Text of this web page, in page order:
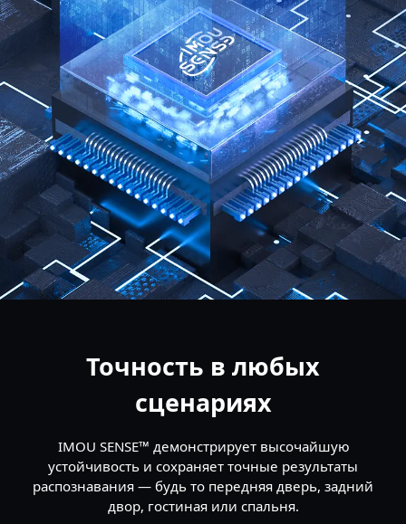
Точность в любых
сценариях
IMOU SENSE™ демонстрирует высочайшую
устойчивость и сохраняет точные результаты
распознавания — будь то передняя дверь, задний
двор, гостиная или спальня.